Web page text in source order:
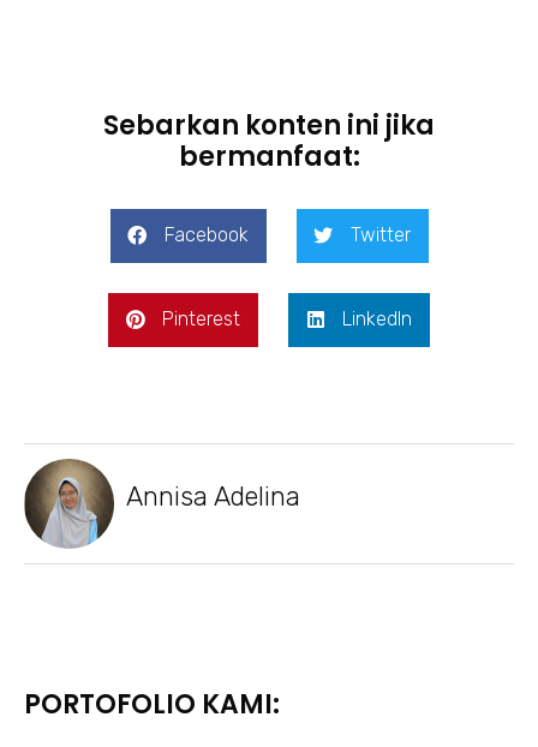
Sebarkan konten ini jika
bermanfaat:
Facebook Twitter
Pinterest LinkedIn
Annisa Adelina
PORTOFOLIO KAMI: